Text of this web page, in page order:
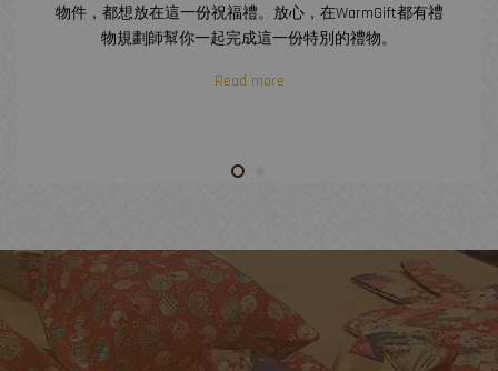
物件，都想放在這一份祝福禮。放心，在WarmGift都有禮
物規劃師幫你一起完成這一份特別的禮物。
Read more